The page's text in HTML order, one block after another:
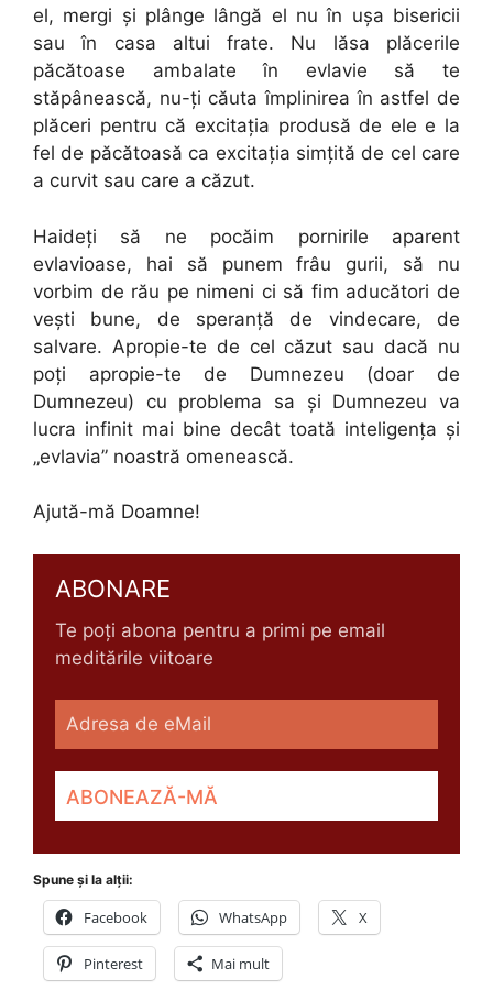
el, mergi şi plânge lângă el nu în uşa bisericii
sau în casa altui frate. Nu lăsa plăcerile
păcătoase ambalate în evlavie să te
stăpânească, nu-ţi căuta împlinirea în astfel de
plăceri pentru că excitaţia produsă de ele e la
fel de păcătoasă ca excitaţia simţită de cel care
a curvit sau care a căzut.
Haideţi să ne pocăim pornirile aparent
evlavioase, hai să punem frâu gurii, să nu
vorbim de rău pe nimeni ci să fim aducători de
veşti bune, de speranţă de vindecare, de
salvare. Apropie-te de cel căzut sau dacă nu
poţi apropie-te de Dumnezeu (doar de
Dumnezeu) cu problema sa şi Dumnezeu va
lucra infinit mai bine decât toată inteligenţa şi
„evlavia” noastră omenească.
Ajută-mă Doamne!
ABONARE
Te poți abona pentru a primi pe email
meditările viitoare
Spune și la alții:
Facebook WhatsApp X
Pinterest Mai mult